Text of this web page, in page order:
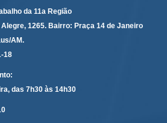
da 11a Região
1265. Bairro: Praça 14 de Janeiro
AM.
18
das 7h30 às 14h30